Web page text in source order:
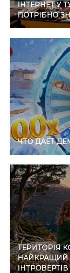
ІНТЕРНЕТ У
ПОТРІБНО
ЧТО ДАЕТ
ТЕРИТОРІЯ
НАЙКРАЩИЙ
ІНТРОВЕРТІВ